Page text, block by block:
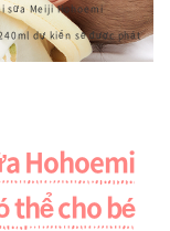
sữa Meiji Hohoemi
dự kiến ​​sẽ được phát
Hohoemi
thể cho bé